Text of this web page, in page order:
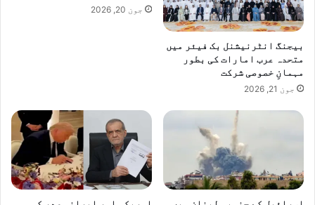
بیجنگ انٹرنیشنل بک فیئر میں
متحدہ عرب امارات کی بطور
مہمانِ خصوصی شرکت
جون 21, 2026
جون 20, 2026